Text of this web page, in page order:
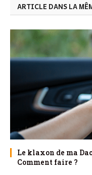
ARTICLE DANS LA
Le klaxon de ma
Comment faire ?